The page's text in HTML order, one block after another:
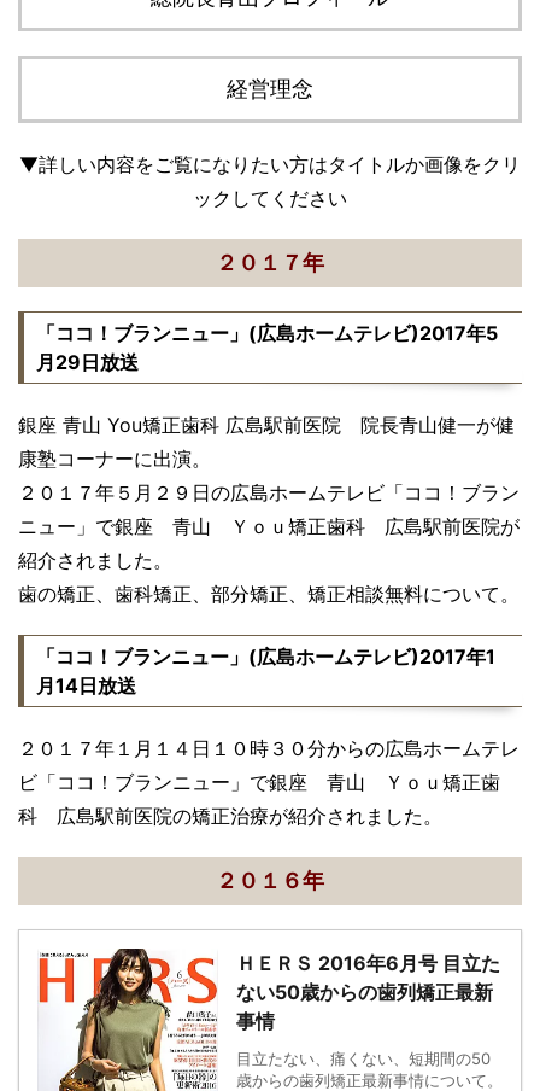
経営理念
▼詳しい内容をご覧になりたい方はタイトルか画像をクリ
ックしてください
２０１７年
「ココ！ブランニュー」(広島ホームテレビ)2017年5
月29日放送
銀座 青山 You矯正歯科 広島駅前医院 院長青山健一が健
康塾コーナーに出演。
２０１７年５月２９日の広島ホームテレビ「ココ！ブラン
ニュー」で銀座 青山 Ｙｏｕ矯正歯科 広島駅前医院が
紹介されました。
歯の矯正、歯科矯正、部分矯正、矯正相談無料について。
「ココ！ブランニュー」(広島ホームテレビ)2017年1
月14日放送
２０１７年１月１４日１０時３０分からの広島ホームテレ
ビ「ココ！ブランニュー」で銀座 青山 Ｙｏｕ矯正歯
科 広島駅前医院の矯正治療が紹介されました。
２０１６年
ＨＥＲＳ 2016年6月号 目立た
ない50歳からの歯列矯正最新
事情
目立たない、痛くない、短期間の50
歳からの歯列矯正最新事情について。